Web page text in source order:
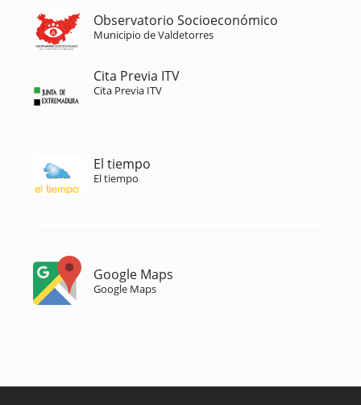
Observatorio Socioeconómico
Municipio de Valdetorres
Cita Previa ITV
Cita Previa ITV
El tiempo
El tiempo
Google Maps
Google Maps